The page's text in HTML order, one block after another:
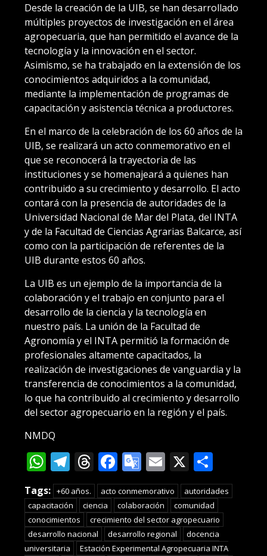
Desde la creación de la UIB, se han desarrollado
múltiples proyectos de investigación en el área
agropecuaria, que han permitido el avance de la
tecnología y la innovación en el sector.
Asimismo, se ha trabajado en la extensión de los
conocimientos adquiridos a la comunidad,
mediante la implementación de programas de
capacitación y asistencia técnica a productores.
En el marco de la celebración de los 60 años de la
UIB, se realizará un acto conmemorativo en el
que se reconocerá la trayectoria de las
instituciones y se homenajeará a quienes han
contribuido a su crecimiento y desarrollo. El acto
contará con la presencia de autoridades de la
Universidad Nacional de Mar del Plata, del INTA
y de la Facultad de Ciencias Agrarias Balcarce, así
como con la participación de referentes de la
UIB durante estos 60 años.
La UIB es un ejemplo de la importancia de la
colaboración y el trabajo en conjunto para el
desarrollo de la ciencia y la tecnología en
nuestro país. La unión de la Facultad de
Agronomía y el INTA permitió la formación de
profesionales altamente capacitados, la
realización de investigaciones de vanguardia y la
transferencia de conocimientos a la comunidad,
lo que ha contribuido al crecimiento y desarrollo
del sector agropecuario en la región y el país.
NMDQ
WhatsApp
Telegram
Threads
Facebook
Google
Translate
Email
X
Tags: +60 años. acto conmemorativo
autoridades
capacitación
ciencia colaboración
comunidad
conocimientos
crecimiento del sector agropecuario
desarrollo nacional
desarrollo regional
docencia
universitaria
Estación Experimental Agropecuaria INTA